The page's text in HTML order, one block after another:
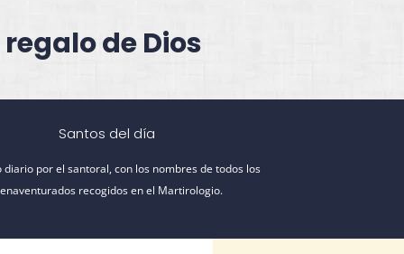
de Dios
Santos del día
diario por el santoral, con los nombres de todos los
recogidos en el Martirologio.